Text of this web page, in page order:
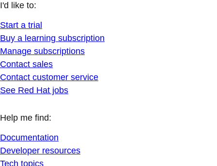
I'd like to:
Start a trial
Buy a learning subscription
Manage subscriptions
Contact sales
Contact customer service
See Red Hat jobs
Help me find:
Documentation
Developer resources
Tech topics